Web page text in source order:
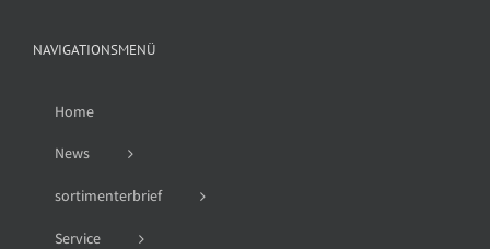
NAVIGATIONSMENÜ
Home
News
sortimenterbrief
Service